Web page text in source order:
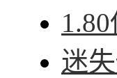
迷